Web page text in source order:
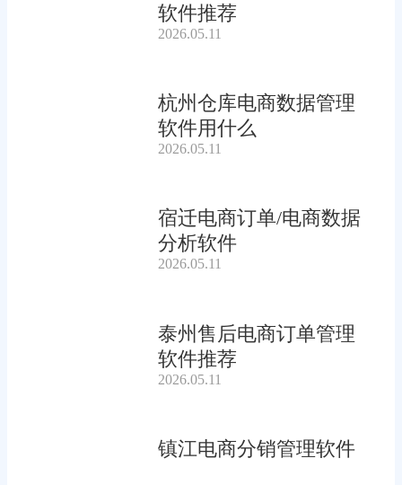
软件推荐
2026.05.11
杭州仓库电商数据管理
软件用什么
2026.05.11
宿迁电商订单/电商数据
分析软件
2026.05.11
泰州售后电商订单管理
软件推荐
2026.05.11
镇江电商分销管理软件